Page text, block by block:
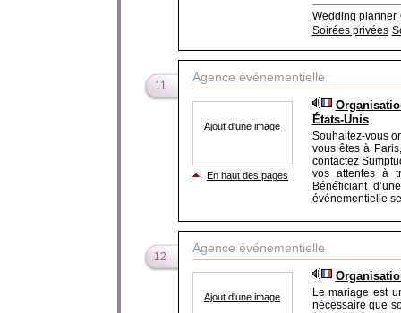
Wedding planner
Soirées privées
11
Agence événementielle
Ajout d'une image
En haut des pages
États-Unis
Souhaitez-vous
vous êtes à
contactez
vos attentes à
Bénéficiant
événementielle
12
Agence événementielle
Ajout d'une image
Le mariage est
nécessaire que